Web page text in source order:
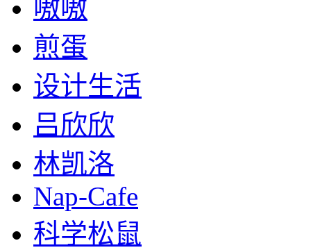
嗷嗷
煎蛋
设计生活
吕欣欣
林凯洛
Nap-Cafe
科学松鼠